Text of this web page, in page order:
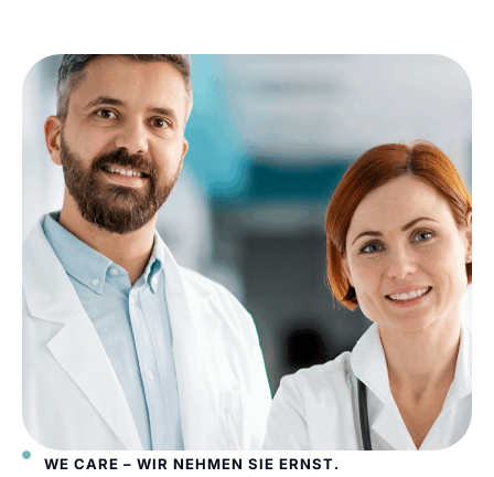
WE CARE – WIR NEHMEN SIE ERNST.